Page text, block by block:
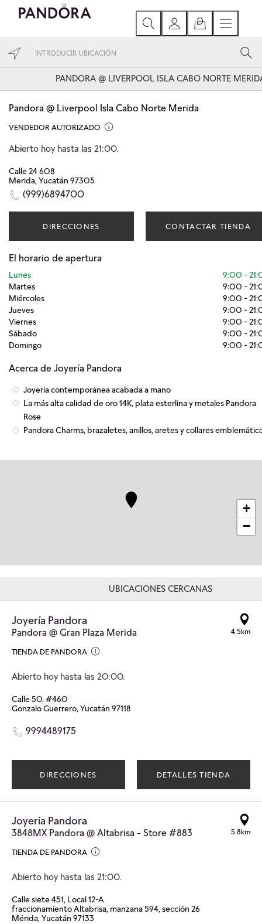
PANDORA @ LIVERPOOL ISLA CABO NORTE
Pandora @ Liverpool Isla Cabo Norte Merida
VENDEDOR AUTORIZADO
Abierto hoy hasta las 21:00.
Calle 24 608
Merida, Yucatán 97305
(999)6894700
DIRECCIONES CONTACTAR TIENDA
El horario de apertura
Lunes 9:00 -
Martes
9:00 -
Miércoles
9:00 -
Jueves
9:00 -
Viernes
9:00 -
Sábado
9:00 -
Domingo
9:00 -
Acerca de Joyería Pandora
Joyería contemporánea acabada a mano
La más alta calidad de oro 14K, plata esterlina y metales Pandora
Rose
Pandora Charms, brazaletes, anillos, aretes y collares
+
−
UBICACIONES CERCANAS
Joyería Pandora
Pandora @ Gran Plaza Merida
TIENDA DE PANDORA
Abierto hoy hasta las 20:00.
4.5km
Calle 50. #460
Gonzalo Guerrero, Yucatán 97118
9994489175
DIRECCIONES DETALLES TIENDA
Joyería Pandora
3848MX Pandora @ Altabrisa - Store #883
TIENDA DE PANDORA
Abierto hoy hasta las 21:00.
5.8km
Calle siete 451, Local 12-A
fraccionamiento Altabrisa, manzana 594, sección 26
Mérida, Yucatán 97133